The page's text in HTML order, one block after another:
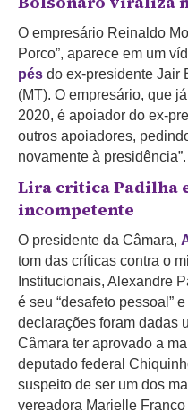
O empresário Reinaldo
Porco”, aparece em um
pés do ex-presidente Jair
(MT). O empresário, que
2020, é apoiador do ex-
outros apoiadores,
novamente à
Lira critica Padilha
incompetente
O presidente da Câmara,
tom das críticas contra o
Institucionais, Alexandre
é seu “desafeto pessoal”
declarações foram dadas
Câmara ter aprovado a
deputado federal
suspeito de ser um dos
vereadora Marielle